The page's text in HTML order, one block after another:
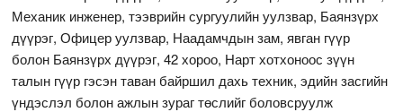
Механик инженер, тээврийн сургуулийн уулзвар, Баянзүрх
дүүрэг, Офицер уулзвар, Наадамчдын зам, явган гүүр
болон Баянзүрх дүүрэг, 42 хороо, Нарт хотхоноос зүүн
талын гүүр гэсэн таван байршил дахь техник, эдийн засгийн
үндэслэл болон ажлын зураг төслийг боловсруулж